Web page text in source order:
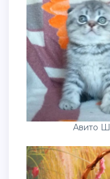
Авито